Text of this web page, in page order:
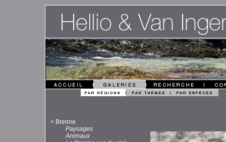
> Brenne
Paysages
Animaux